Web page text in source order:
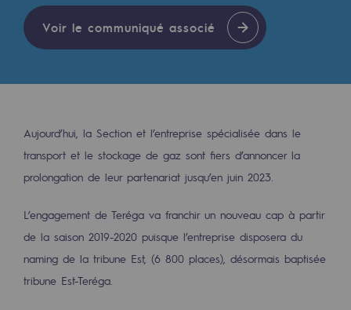
Notre organisation
Notre organisation
Publications institutionnelles
Où nous trouver
Les énergies d'avenir
Les énergies d'avenir
Notre vision
Voir le communiqué associé
Aujourd’hui, la Section et l’entreprise spécialisée dans le
transport et le stockage de gaz sont fiers d’annoncer la
prolongation de leur partenariat jusqu’en juin 2023.
L’engagement de Teréga va franchir un nouveau cap à partir
de la saison 2019-2020 puisque l’entreprise disposera du
naming de la tribune Est, (6 800 places), désormais baptisée
tribune Est-Teréga.